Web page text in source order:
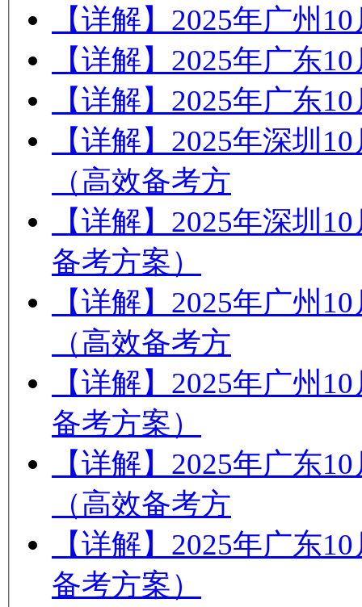
【详解】2025年广州
【详解】2025年广东
【详解】2025年广东
【详解】2025年深圳
（高效备考方
【详解】2025年深圳
备考方案）
【详解】2025年广州
（高效备考方
【详解】2025年广州
备考方案）
【详解】2025年广东
（高效备考方
【详解】2025年广东
备考方案）